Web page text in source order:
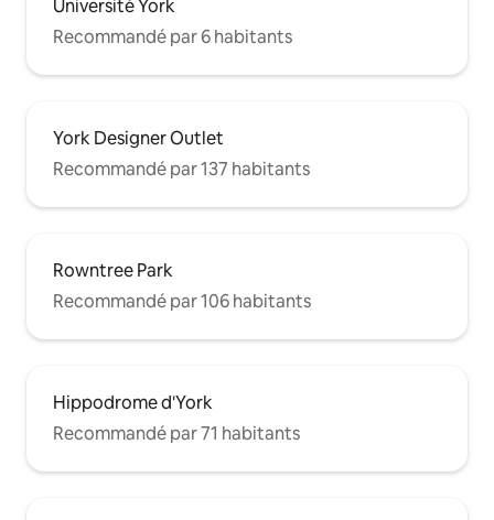
Université York
Recommandé par 6 habitants
York Designer Outlet
Recommandé par 137 habitants
Rowntree Park
Recommandé par 106 habitants
Hippodrome d'York
Recommandé par 71 habitants